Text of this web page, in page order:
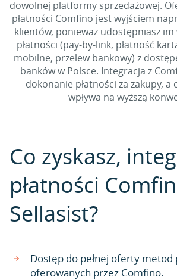
dowolnej platformy sprzedażowej.
płatności Comfino jest wyjściem
klientów, ponieważ udostępniasz
płatności (pay-by-link, płatność
mobilne, przelew bankowy) z
banków w Polsce. Integracja z
dokonanie płatności za zakupy, a
wpływa na wyższą
Co zyskasz,
płatności
Sellasist?
Dostęp do pełnej oferty metod
oferowanych przez Comfino.